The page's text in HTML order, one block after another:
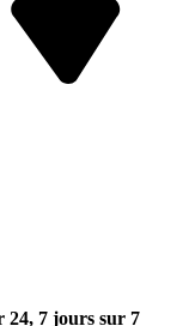
24, 7 jours sur 7